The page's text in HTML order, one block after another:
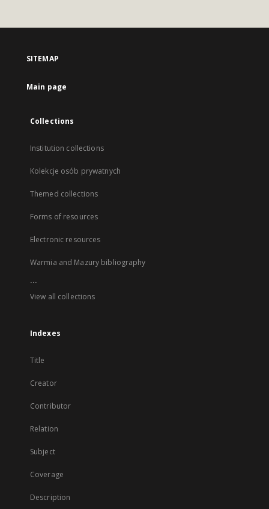
SITEMAP
Main page
Collections
Institution collections
Kolekcje osób prywatnych
Themed collections
Forms of resources
Electronic resources
Warmia and Mazury bibliography
...
View all collections
Indexes
Title
Creator
Contributor
Relation
Subject
Coverage
Description